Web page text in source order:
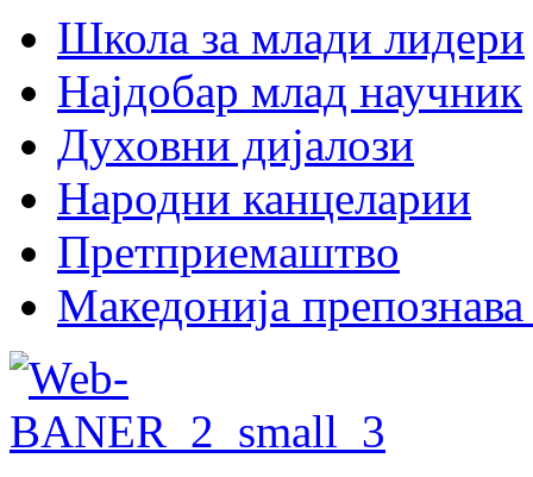
Школа за млади лидери
Најдобар млад научник
Духовни дијалози
Народни канцеларии
Претприемаштво
Македонија